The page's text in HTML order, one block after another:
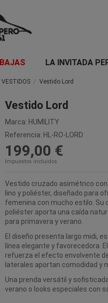
LA INVITADA
VESTIDOS Vestido Lord
Vestido Lord
Marca: HUMILITY
Referencia: HL-RO-LORD
199,00 €
Impuestos incluidos
Vestido cruzado asimétrico
lino y poliéster, diseñado para
femenina con mucho estilo. Su
poliéster aporta una caída
para primavera y verano.
El diseño presenta largo midi,
línea elegante y favorecedora.
refuerza el efecto envolvente
laterales aportan comodidad y
Una prenda versátil y
verano o looks especiales con